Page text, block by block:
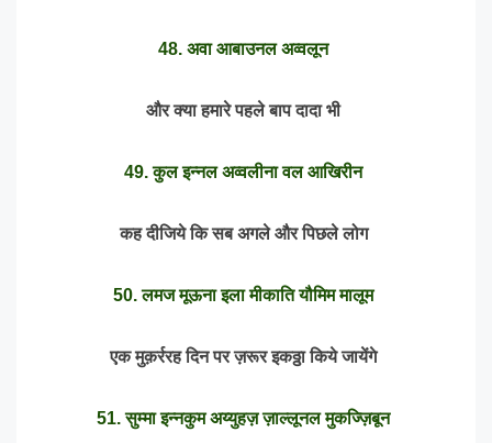
48. अवा आबाउनल अव्वलून
और क्या हमारे पहले बाप दादा भी
49. कुल इन्नल अव्वलीना वल आखिरीन
कह दीजिये कि सब अगले और पिछले लोग
50. लमज मूऊना इला मीकाति यौमिम मालूम
एक मुक़र्ररह दिन पर ज़रूर इकठ्ठा किये जायेंगे
51. सुम्मा इन्नकुम अय्युहज़ ज़ाल्लूनल मुकज्ज़िबून